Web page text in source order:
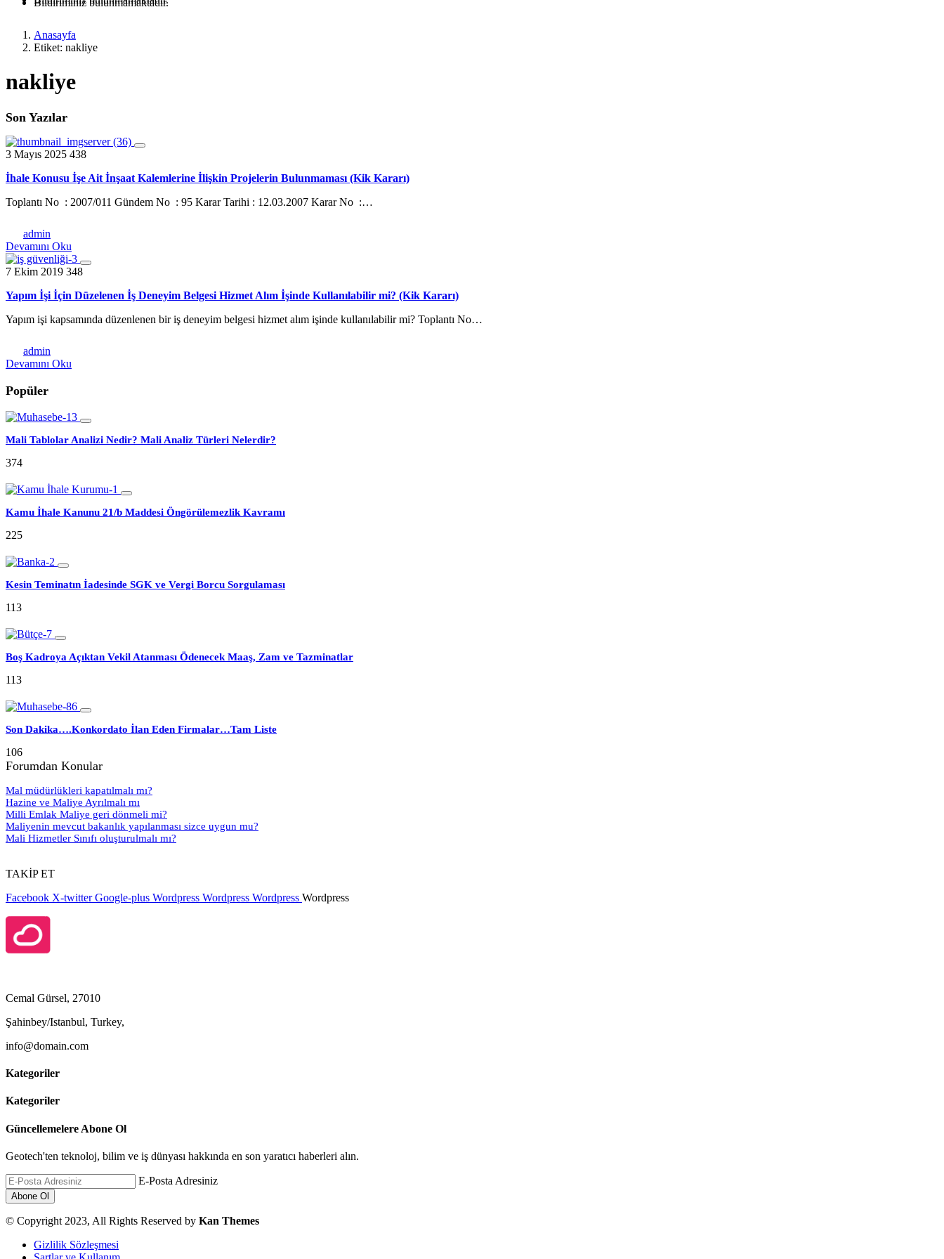
Bildiriminiz bulunmamaktadır.
Anasayfa
Etiket: nakliye
nakliye
Son Yazılar
3 Mayıs 2025 438
İhale Konusu İşe Ait İnşaat Kalemlerine İlişkin Projelerin Bulunmaması (Kik Kararı)
Toplantı No : 2007/011 Gündem No : 95 Karar Tarihi : 12.03.2007 Karar No :…
admin
Devamını Oku
7 Ekim 2019 348
Yapım İşi İçin Düzelenen İş Deneyim Belgesi Hizmet Alım İşinde Kullanılabilir mi? (Kik Kararı)
Yapım işi kapsamında düzenlenen bir iş deneyim belgesi hizmet alım işinde kullanılabilir mi? Toplantı No…
admin
Devamını Oku
Popüler
Mali Tablolar Analizi Nedir? Mali Analiz Türleri Nelerdir?
374
Kamu İhale Kanunu 21/b Maddesi Öngörülemezlik Kavramı
225
Kesin Teminatın İadesinde SGK ve Vergi Borcu Sorgulaması
113
Boş Kadroya Açıktan Vekil Atanması Ödenecek Maaş, Zam ve Tazminatlar
113
Son Dakika….Konkordato İlan Eden Firmalar…Tam Liste
106
Forumdan Konular
Mal müdürlükleri kapatılmalı mı?
Hazine ve Maliye Ayrılmalı mı
Milli Emlak Maliye geri dönmeli mi?
Maliyenin mevcut bakanlık yapılanması sizce uygun mu?
Mali Hizmetler Sınıfı oluşturulmalı mı?
TAKİP ET
Facebook X-twitter Google-plus Wordpress Wordpress Wordpress Wordpress
Cemal Gürsel, 27010
Şahinbey/Istanbul, Turkey,
info@domain.com
Kategoriler
Kategoriler
Güncellemelere Abone Ol
Geotech'ten teknoloj, bilim ve iş dünyası hakkında en son yaratıcı haberleri alın.
E-Posta Adresiniz
© Copyright 2023, All Rights Reserved by Kan Themes
Gizlilik Sözleşmesi